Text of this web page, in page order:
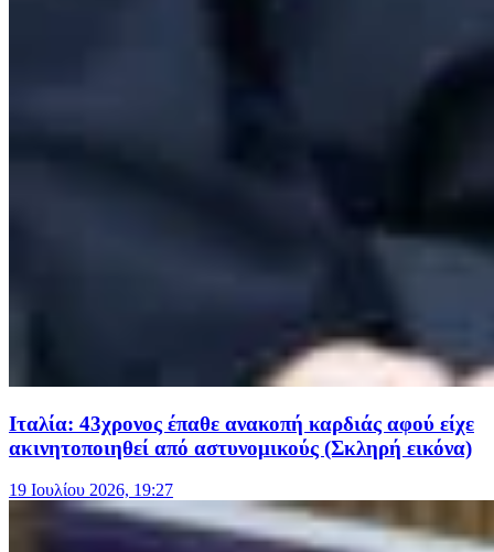
Ιταλία: 43χρονος έπαθε ανακοπή καρδιάς αφού είχε
ακινητοποιηθεί από αστυνομικούς (Σκληρή εικόνα)
19 Ιουλίου 2026, 19:27